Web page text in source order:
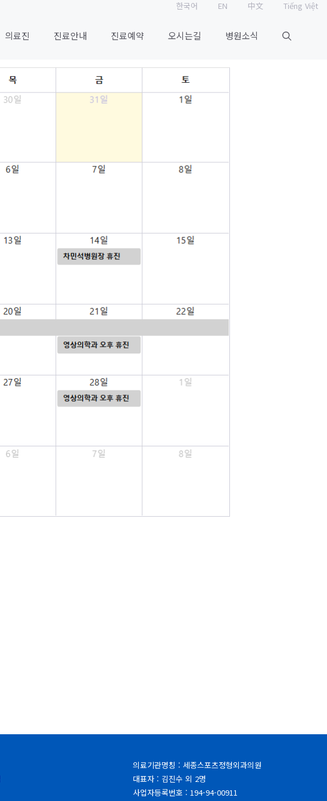
한국어 EN 中文 Tiếng Việt
의료진 진료안내 진료예약 오시는길 병원소식
의료기관명칭 : 세종스포츠정형외과의원
대표자 : 김진수 외 2명
사업자등록번호 : 194-94-00911